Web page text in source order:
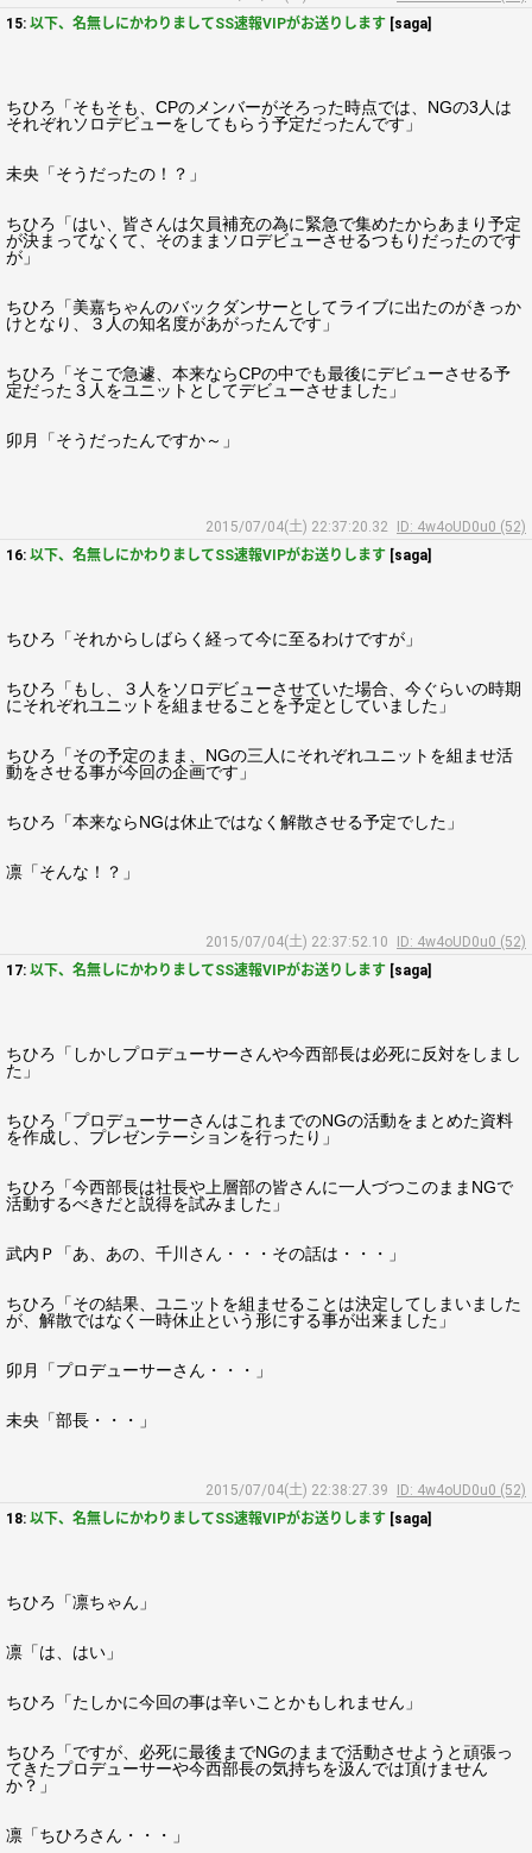
15: 以下、名無しにかわりましてSS速報VIPがお送りします [saga]
ちひろ「そもそも、CPのメンバーがそろった時点では、NGの3人は
それぞれソロデビューをしてもらう予定だったんです」
未央「そうだったの！？」
ちひろ「はい、皆さんは欠員補充の為に緊急で集めたからあまり予定
が決まってなくて、そのままソロデビューさせるつもりだったのです
が」
ちひろ「美嘉ちゃんのバックダンサーとしてライブに出たのがきっか
けとなり、３人の知名度があがったんです」
ちひろ「そこで急遽、本来ならCPの中でも最後にデビューさせる予
定だった３人をユニットとしてデビューさせました」
卯月「そうだったんですか～」
2015/07/04(土) 22:37:20.32
ID: 4w4oUD0u0 (52)
16: 以下、名無しにかわりましてSS速報VIPがお送りします [saga]
ちひろ「それからしばらく経って今に至るわけですが」
ちひろ「もし、３人をソロデビューさせていた場合、今ぐらいの時期
にそれぞれユニットを組ませることを予定としていました」
ちひろ「その予定のまま、NGの三人にそれぞれユニットを組ませ活
動をさせる事が今回の企画です」
ちひろ「本来ならNGは休止ではなく解散させる予定でした」
凛「そんな！？」
2015/07/04(土) 22:37:52.10
ID: 4w4oUD0u0 (52)
17: 以下、名無しにかわりましてSS速報VIPがお送りします [saga]
ちひろ「しかしプロデューサーさんや今西部長は必死に反対をしまし
た」
ちひろ「プロデューサーさんはこれまでのNGの活動をまとめた資料
を作成し、プレゼンテーションを行ったり」
ちひろ「今西部長は社長や上層部の皆さんに一人づつこのままNGで
活動するべきだと説得を試みました」
武内Ｐ「あ、あの、千川さん・・・その話は・・・」
ちひろ「その結果、ユニットを組ませることは決定してしまいました
が、解散ではなく一時休止という形にする事が出来ました」
卯月「プロデューサーさん・・・」
未央「部長・・・」
2015/07/04(土) 22:38:27.39
ID: 4w4oUD0u0 (52)
18: 以下、名無しにかわりましてSS速報VIPがお送りします [saga]
ちひろ「凛ちゃん」
凛「は、はい」
ちひろ「たしかに今回の事は辛いことかもしれません」
ちひろ「ですが、必死に最後までNGのままで活動させようと頑張っ
てきたプロデューサーや今西部長の気持ちを汲んでは頂けません
か？」
凛「ちひろさん・・・」